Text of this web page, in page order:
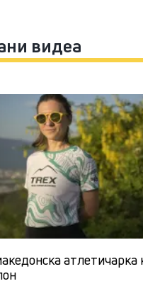
видеа
атлетичарка